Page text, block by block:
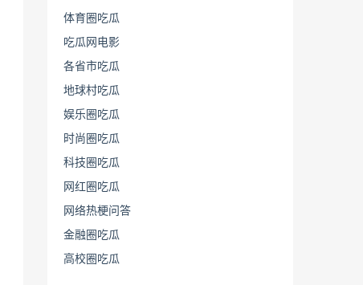
体育圈吃瓜
吃瓜网电影
各省市吃瓜
地球村吃瓜
娱乐圈吃瓜
时尚圈吃瓜
科技圈吃瓜
网红圈吃瓜
网络热梗问答
金融圈吃瓜
高校圈吃瓜